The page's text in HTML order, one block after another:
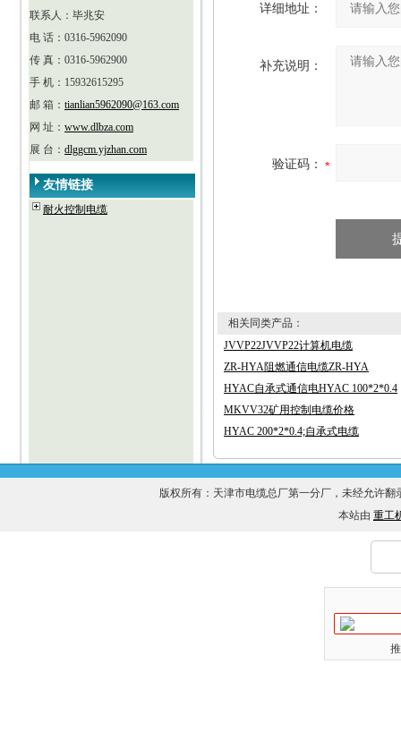
联系人：毕兆安
电 话：0316-5962090
传 真：0316-5962900
手 机：15932615295
邮 箱： tianlian5962090@163.com
网 址： www.dlbza.com
展 台： dlggcm.yjzhan.com
友情链接
耐火控制电缆
详细地址：
补充说明：
验证码：
相关同类产品：
JVVP22JVVP22计算机电缆
ZR-HYA阻燃通信电缆ZR-HYA
HYAC自承式通信电HYAC 100*2*0.4
MKVV32矿用控制电缆价格
HYAC 200*2*0.4;自承式电缆
版权所有：天津市电缆总厂第一分厂，未经允许
本站由 重工